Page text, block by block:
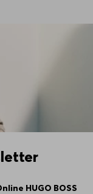
HUGO BOSS